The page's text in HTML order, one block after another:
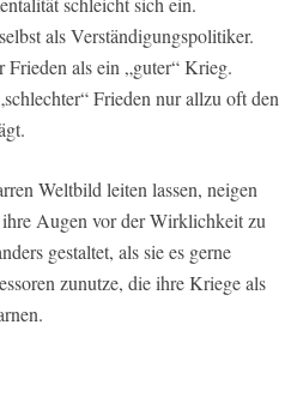
als Verständigungspolitiker.
als ein „guter“ Krieg.
Frieden nur allzu oft den
Weltbild leiten lassen, neigen
Augen vor der Wirklichkeit zu
gestaltet, als sie es gerne
zunutze, die ihre Kriege als